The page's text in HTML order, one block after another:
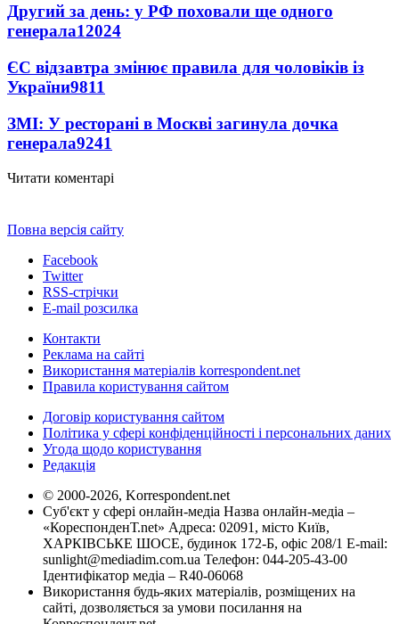
Другий за день: у РФ поховали ще одного
генерала12024
ЄС відзавтра змінює правила для чоловіків із
України9811
ЗМІ: У ресторані в Москві загинула дочка
генерала9241
Читати коментарі
Повна версія сайту
Facebook
Twitter
RSS-стрічки
E-mail розсилка
Контакти
Реклама на сайті
Використання матеріалів korrespondent.net
Правила користування сайтом
Договір користування сайтом
Політика у сфері конфіденційності і персональних даних
Угода щодо користування
Редакція
© 2000-2026, Korrespondent.net
Суб'єкт у сфері онлайн-медіа Назва онлайн-медіа –
«КореспонденТ.net» Адреса: 02091, місто Київ,
ХАРКІВСЬКЕ ШОСЕ, будинок 172-Б, офіс 208/1 E-mail:
sunlight@mediadim.com.ua Телефон: 044-205-43-00
Ідентифікатор медіа – R40-06068
Використання будь-яких матеріалів, розміщених на
сайті, дозволяється за умови посилання на